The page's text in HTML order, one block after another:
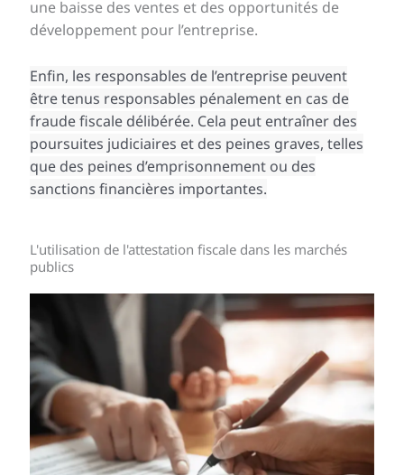
une baisse des ventes et des opportunités de
développement pour l’entreprise.
Enfin, les responsables de l’entreprise peuvent
être tenus responsables pénalement en cas de
fraude fiscale délibérée. Cela peut entraîner des
poursuites judiciaires et des peines graves, telles
que des peines d’emprisonnement ou des
sanctions financières importantes.
L'utilisation de l'attestation fiscale dans les marchés
publics